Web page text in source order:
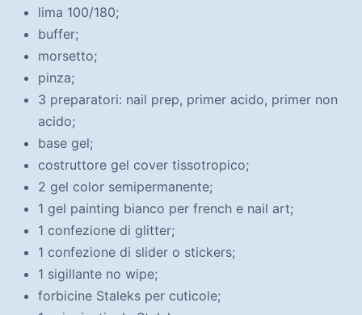
lima 100/180;
buffer;
morsetto;
pinza;
3 preparatori: nail prep, primer acido, primer non
acido;
base gel;
costruttore gel cover tissotropico;
2 gel color semipermanente;
1 gel painting bianco per french e nail art;
1 confezione di glitter;
1 confezione di slider o stickers;
1 sigillante no wipe;
forbicine Staleks per cuticole;